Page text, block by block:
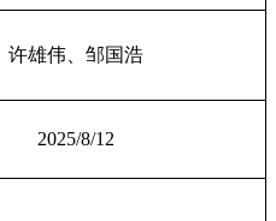
许雄伟、邹国浩
2025/8/12